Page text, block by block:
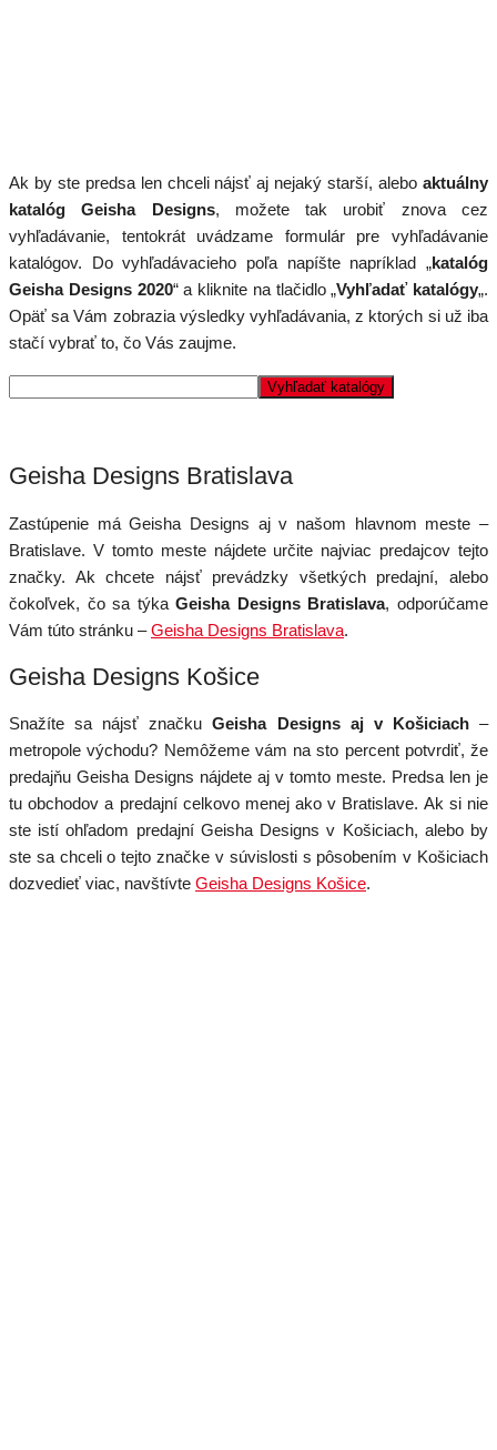
Ak by ste predsa len chceli nájsť aj nejaký starší, alebo aktuálny
katalóg Geisha Designs, možete tak urobiť znova cez
vyhľadávanie, tentokrát uvádzame formulár pre vyhľadávanie
katalógov. Do vyhľadávacieho poľa napíšte napríklad „katalóg
Geisha Designs 2020“ a kliknite na tlačidlo „Vyhľadať katalógy„.
Opäť sa Vám zobrazia výsledky vyhľadávania, z ktorých si už iba
stačí vybrať to, čo Vás zaujme.
Geisha Designs Bratislava
Zastúpenie má Geisha Designs aj v našom hlavnom meste –
Bratislave. V tomto meste nájdete určite najviac predajcov tejto
značky. Ak chcete nájsť prevádzky všetkých predajní, alebo
čokoľvek, čo sa týkaGeisha Designs Bratislava, odporúčame
Vám túto stránku –Geisha Designs Bratislava.
Geisha Designs Košice
Snažíte sa nájsť značkuGeisha Designs aj v Košiciach–
metropole východu? Nemôžeme vám na sto percent potvrdiť, že
predajňu Geisha Designs nájdete aj v tomto meste. Predsa len je
tu obchodov a predajní celkovo menej ako v Bratislave. Ak si nie
ste istí ohľadom predajní Geisha Designs v Košiciach, alebo by
ste sa chceli o tejto značke v súvislosti s pôsobením v Košiciach
dozvedieť viac, navštívte Geisha Designs Košice.